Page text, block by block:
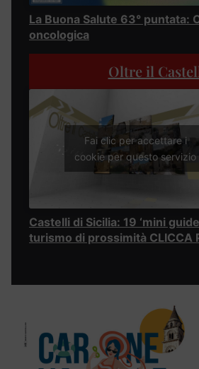
La Buona Salute 63° puntata:
oncologica
Oltre il
Fai clic per accettare i
cookie per questo servizio
Castelli di Sicilia: 19 ‘mini
turismo di prossimità CLICCA